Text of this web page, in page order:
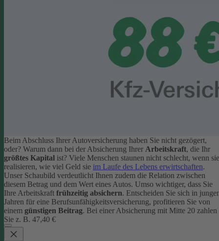
Beim Abschluss Ihrer Autoversicherung haben Sie nicht gezögert,
oder? Warum dann bei der Absicherung Ihrer Arbeitskraft, die Ihr
größtes Kapital ist? Viele Menschen staunen nicht schlecht, wenn sie
realisieren, wie viel Geld sie im Laufe des Lebens erwirtschaften.
Unser Schaubild verdeutlicht Ihnen zudem die Relation zwischen
diesem Betrag und dem Wert eines Autos. Umso wichtiger, dass Sie
Ihre Arbeitskraft frühzeitig absichern. Entscheiden Sie sich in
Jahren für eine Berufsunfähigkeitsversicherung, profitieren Sie von
einem günstigen Beitrag. Bei einer Absicherung mit Mitte 20 zahlen
Sie z. B. 47,40 €